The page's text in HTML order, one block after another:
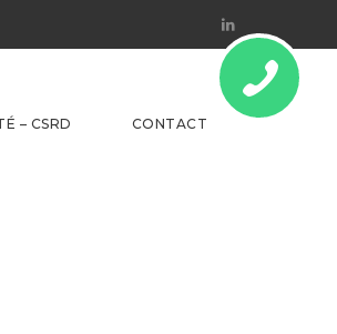
Linkedin
– CSRD CONTACT